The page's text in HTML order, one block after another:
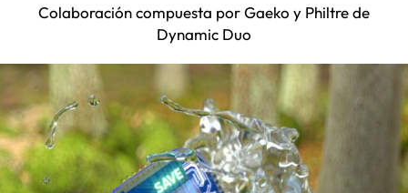
Colaboración compuesta por Gaeko y Philtre de
Dynamic Duo